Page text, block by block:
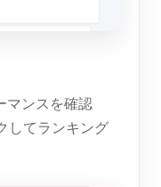
マンスを確認
してランキング